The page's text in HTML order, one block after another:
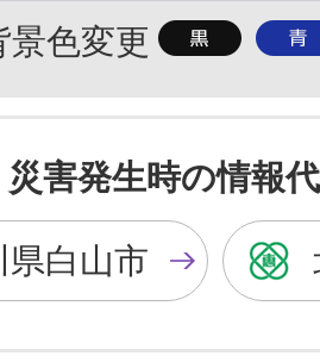
景色変更 背
色
を
黒
色
に
背
色
を
青
色
に
災害発生時の情報
県白山市